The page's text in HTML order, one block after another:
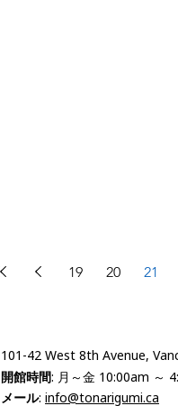
19 20 21
101-42 West 8th Avenue,
開館時間: 月～金 10:00am ～
メール: info@tonarigumi.ca